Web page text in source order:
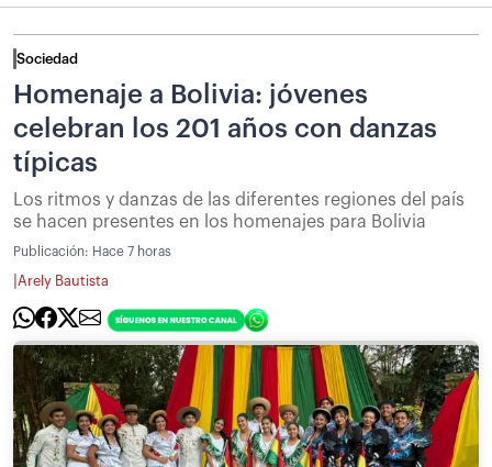
Sociedad
Homenaje a Bolivia: jóvenes
celebran los 201 años con danzas
típicas
Los ritmos y danzas de las diferentes regiones del país
se hacen presentes en los homenajes para Bolivia
Publicación: Hace 7 horas
Arely Bautista